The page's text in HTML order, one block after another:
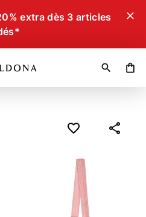
extra dès 3 articles
close
search shopping_bag